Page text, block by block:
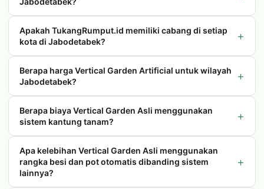
Apakah TukangRumput.id memiliki cabang di setiap
kota di Jabodetabek?
+
Berapa harga Vertical Garden Artificial untuk wilayah
Jabodetabek?
+
Berapa biaya Vertical Garden Asli menggunakan
sistem kantung tanam?
+
Apa kelebihan Vertical Garden Asli menggunakan
rangka besi dan pot otomatis dibanding sistem
lainnya?
+